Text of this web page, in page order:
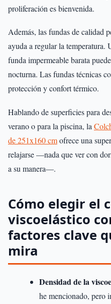
proliferación es bienvenida.
Además, las fundas de calidad
ayuda a regular la temperatura.
funda impermeable barata
nocturna. Las fundas técnicas
protección y confort térmico.
Hablando de superficies para
verano o para la piscina, la
de 251x160 cmofrece una
relajarse —nada que ver con
a su manera—.
Cómo elegir el
viscoelástico
factores clave
mira
Densidad de la
he mencionado, pero